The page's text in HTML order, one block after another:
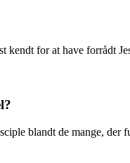
kendt for at have forrådt
blandt de mange, der